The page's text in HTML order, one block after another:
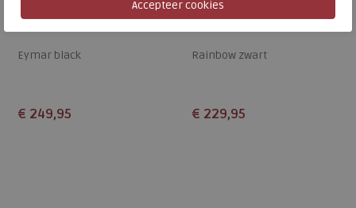
Mephisto
Eymar black
€ 249,95
Rainbow zwart
€ 229,95